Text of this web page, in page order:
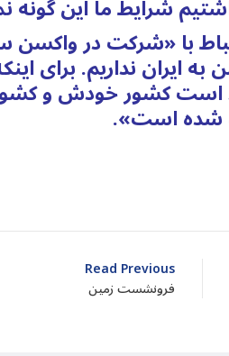
شرایط ما این
با «شرکت در واکسن
ایران نداریم. برای
کشور خودش و
شده است».
Read Previous
فرونشست زمین